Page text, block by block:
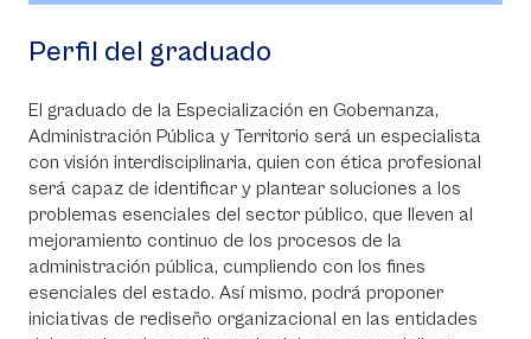
Perfil del graduado
El graduado de la Especialización en Gobernanza,
Administración Pública y Territorio será un especialista
con visión interdisciplinaria, quien con ética profesional
será capaz de identificar y plantear soluciones a los
problemas esenciales del sector público, que lleven al
mejoramiento continuo de los procesos de la
administración pública, cumpliendo con los fines
esenciales del estado. Así mismo, podrá proponer
iniciativas de rediseño organizacional en las entidades